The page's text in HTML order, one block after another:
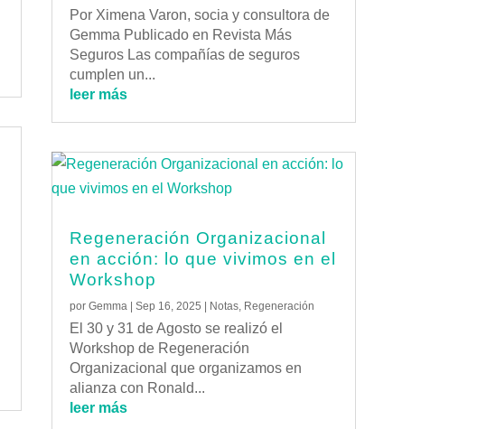
Por Ximena Varon, socia y consultora de
Gemma Publicado en Revista Más
Seguros Las compañías de seguros
cumplen un...
leer más
Regeneración Organizacional
en acción: lo que vivimos en el
Workshop
por Gemma| Sep 16, 2025 Notas, Regeneración
El 30 y 31 de Agosto se realizó el
Workshop de Regeneración
Organizacional que organizamos en
alianza con Ronald...
leer más